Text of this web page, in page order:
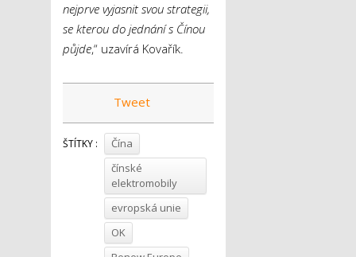
nejprve vyjasnit svou strategii,
se kterou do jednání s Čínou
půjde,“ uzavírá Kovařík.
Tweet
ŠTÍTKY :
Čína
čínské
elektromobily
evropská unie
OK